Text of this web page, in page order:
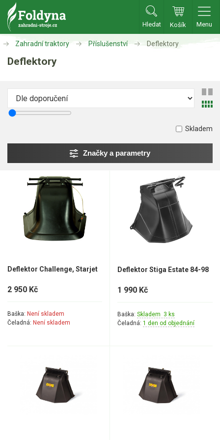
Hledat Košík Menu
Zahradní traktory
Zahradní ridery
Aku traktory
Mulčovací sady
Zvedáky na čištění
Na zimu
Rozmetadla
Vertikutátory
Akumulátorové sekačky
Mulčovače
Křovinořezy a vyžínače
Zahradní traktory Příslušenství Deflektory
Deflektory
Skladem
Značky a parametry
Deflektor Challenge, Starjet
2 950 Kč
Baška: Není skladem
Čeladná: Není skladem
Deflektor Stiga Estate 84-98
1 990 Kč
Baška: Skladem 3 ks
Čeladná: 1 den od objednání